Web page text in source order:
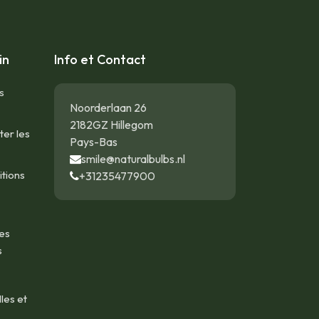
les
et
Info et Contact
Noorderlaan 26
2182GZ Hillegom
Pays-Bas
smile@naturalbulbs.nl
+31235477900